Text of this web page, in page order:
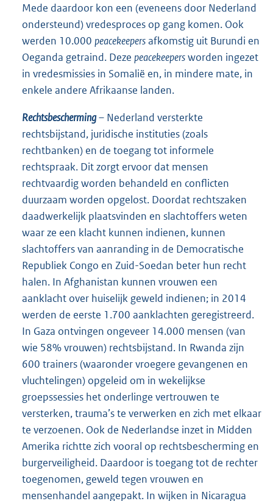
Mede daardoor kon een (eveneens door Nederland
ondersteund) vredesproces op gang komen. Ook
werden 10.000 peacekeepersafkomstig uit Burundi en
Oeganda getraind. Deze peacekeepersworden ingezet
in vredesmissies in Somalië en, in mindere mate, in
enkele andere Afrikaanse landen.
Rechtsbescherming– Nederland versterkte
rechtsbijstand, juridische instituties (zoals
rechtbanken) en de toegang tot informele
rechtspraak. Dit zorgt ervoor dat mensen
rechtvaardig worden behandeld en conflicten
duurzaam worden opgelost. Doordat rechtszaken
daadwerkelijk plaatsvinden en slachtoffers weten
waar ze een klacht kunnen indienen, kunnen
slachtoffers van aanranding in de Democratische
Republiek Congo en Zuid-Soedan beter hun recht
halen. In Afghanistan kunnen vrouwen een
aanklacht over huiselijk geweld indienen; in 2014
werden de eerste 1.700 aanklachten geregistreerd.
In Gaza ontvingen ongeveer 14.000 mensen (van
wie 58% vrouwen) rechtsbijstand. In Rwanda zijn
600 trainers (waaronder vroegere gevangenen en
vluchtelingen) opgeleid om in wekelijkse
groepssessies het onderlinge vertrouwen te
versterken, trauma’s te verwerken en zich met elkaar
te verzoenen. Ook de Nederlandse inzet in Midden
Amerika richtte zich vooral op rechtsbescherming en
burgerveiligheid. Daardoor is toegang tot de rechter
toegenomen, geweld tegen vrouwen en
mensenhandel aangepakt. In wijken in Nicaragua